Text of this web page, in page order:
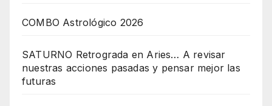
COMBO Astrológico 2026
SATURNO Retrograda en Aries… A revisar
nuestras acciones pasadas y pensar mejor las
futuras